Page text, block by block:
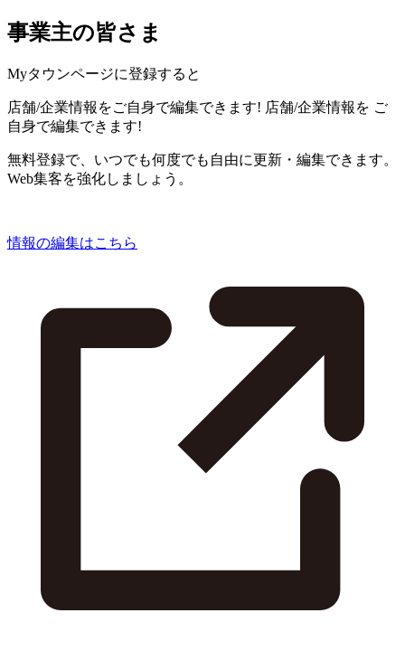
事業主の皆さま
Myタウンページに登録すると
店舗/企業情報をご自身で編集できます! 店舗/企業情報を ご
自身で編集できます!
無料登録で、いつでも何度でも自由に更新・編集できます。
Web集客を強化しましょう。
情報の編集はこちら